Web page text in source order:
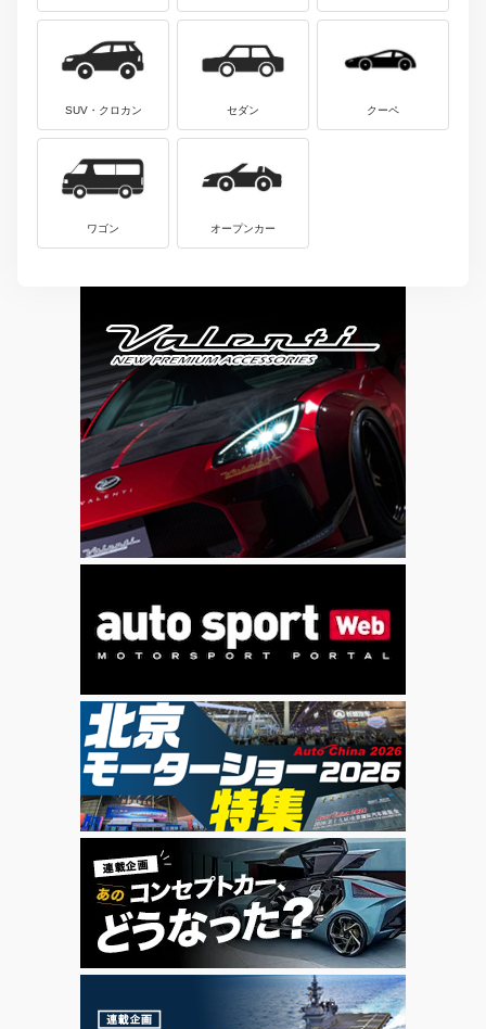
SUV・クロカン セダン クーペ
ワゴン オープンカー